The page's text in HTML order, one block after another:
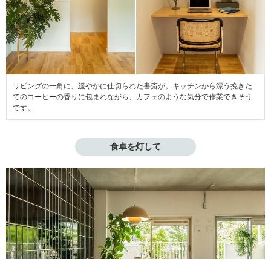
リビングの一角に、緩やかに仕切られた書斎が。キッチンから漂う挽きた
てのコーヒーの香りに包まれながら、カフェのような気分で作業できそう
です。
食卓を灯して